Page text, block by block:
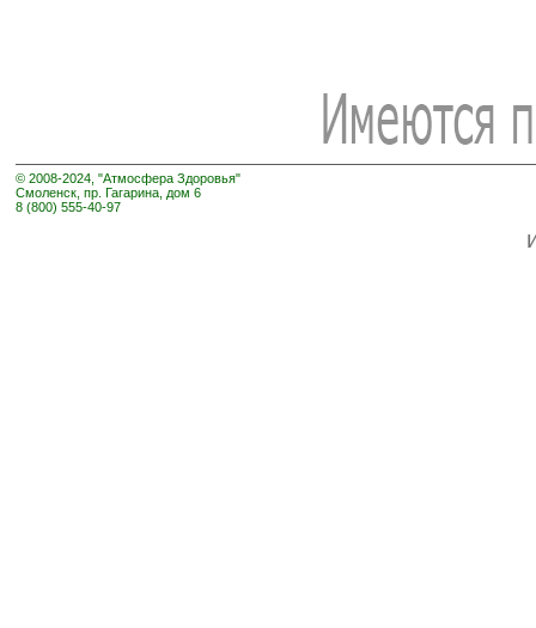
© 2008-2024, "Атмосфера Здоровья"
Смоленск, пр. Гагарина, дом 6
8 (800) 555-40-97